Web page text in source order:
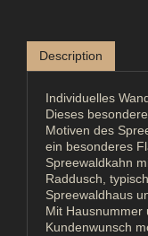
Description
Individuelles
Dieses
Motiven des
ein besonderes
Spreewaldkahn
Raddusch,
Spreewaldhaus
Mit Hausnummer
Kundenwunsch